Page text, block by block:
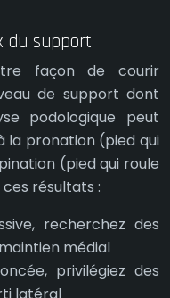
du support
façon de courir
de support dont
podologique peut
la pronation (pied qui
(pied qui roule
résultats :
recherchez des
médial
privilégiez des
latéral